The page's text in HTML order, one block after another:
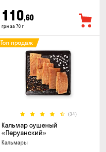
110,60
грн за 70 г
(34)
Топ продаж
Кальмар сушеный
«Перуанский»
Кальмары